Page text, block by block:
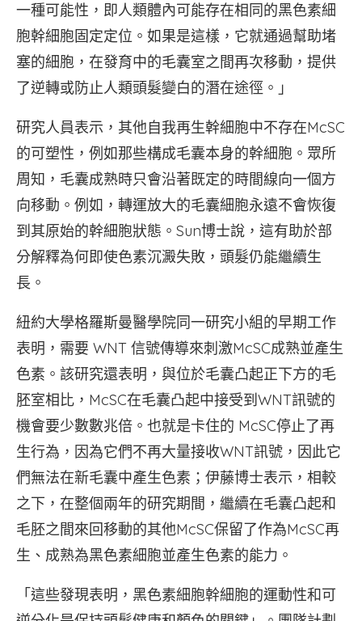
一種可能性，即人類體內可能存在相同的黑色素細
胞幹細胞固定定位。如果是這樣，它就通過幫助堵
塞的細胞，在發育中的毛囊室之間再次移動，提供
了逆轉或防止人類頭髮變白的潛在途徑。」
研究人員表示，其他自我再生幹細胞中不存在McSC
的可塑性，例如那些構成毛囊本身的幹細胞。眾所
周知，毛囊成熟時只會沿著既定的時間線向一個方
向移動。例如，轉運放大的毛囊細胞永遠不會恢復
到其原始的幹細胞狀態。Sun博士說，這有助於部
分解釋為何即使色素沉澱失敗，頭髮仍能繼續生
長。
紐約大學格羅斯曼醫學院同一研究小組的早期工作
表明，需要 WNT 信號傳導來刺激McSC成熟並產生
色素。該研究還表明，與位於毛囊凸起正下方的毛
胚室相比，McSC在毛囊凸起中接受到WNT訊號的
機會要少數數兆倍。也就是卡住的 McSC停止了再
生行為，因為它們不再大量接收WNT訊號，因此它
們無法在新毛囊中產生色素；伊藤博士表示，相較
之下，在整個兩年的研究期間，繼續在毛囊凸起和
毛胚之間來回移動的其他McSC保留了作為McSC再
生、成熟為黑色素細胞並產生色素的能力。
「這些發現表明，黑色素細胞幹細胞的運動性和可